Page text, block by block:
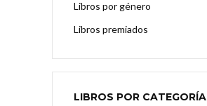
Libros por género
Libros premiados
LIBROS POR CATEGORÍA